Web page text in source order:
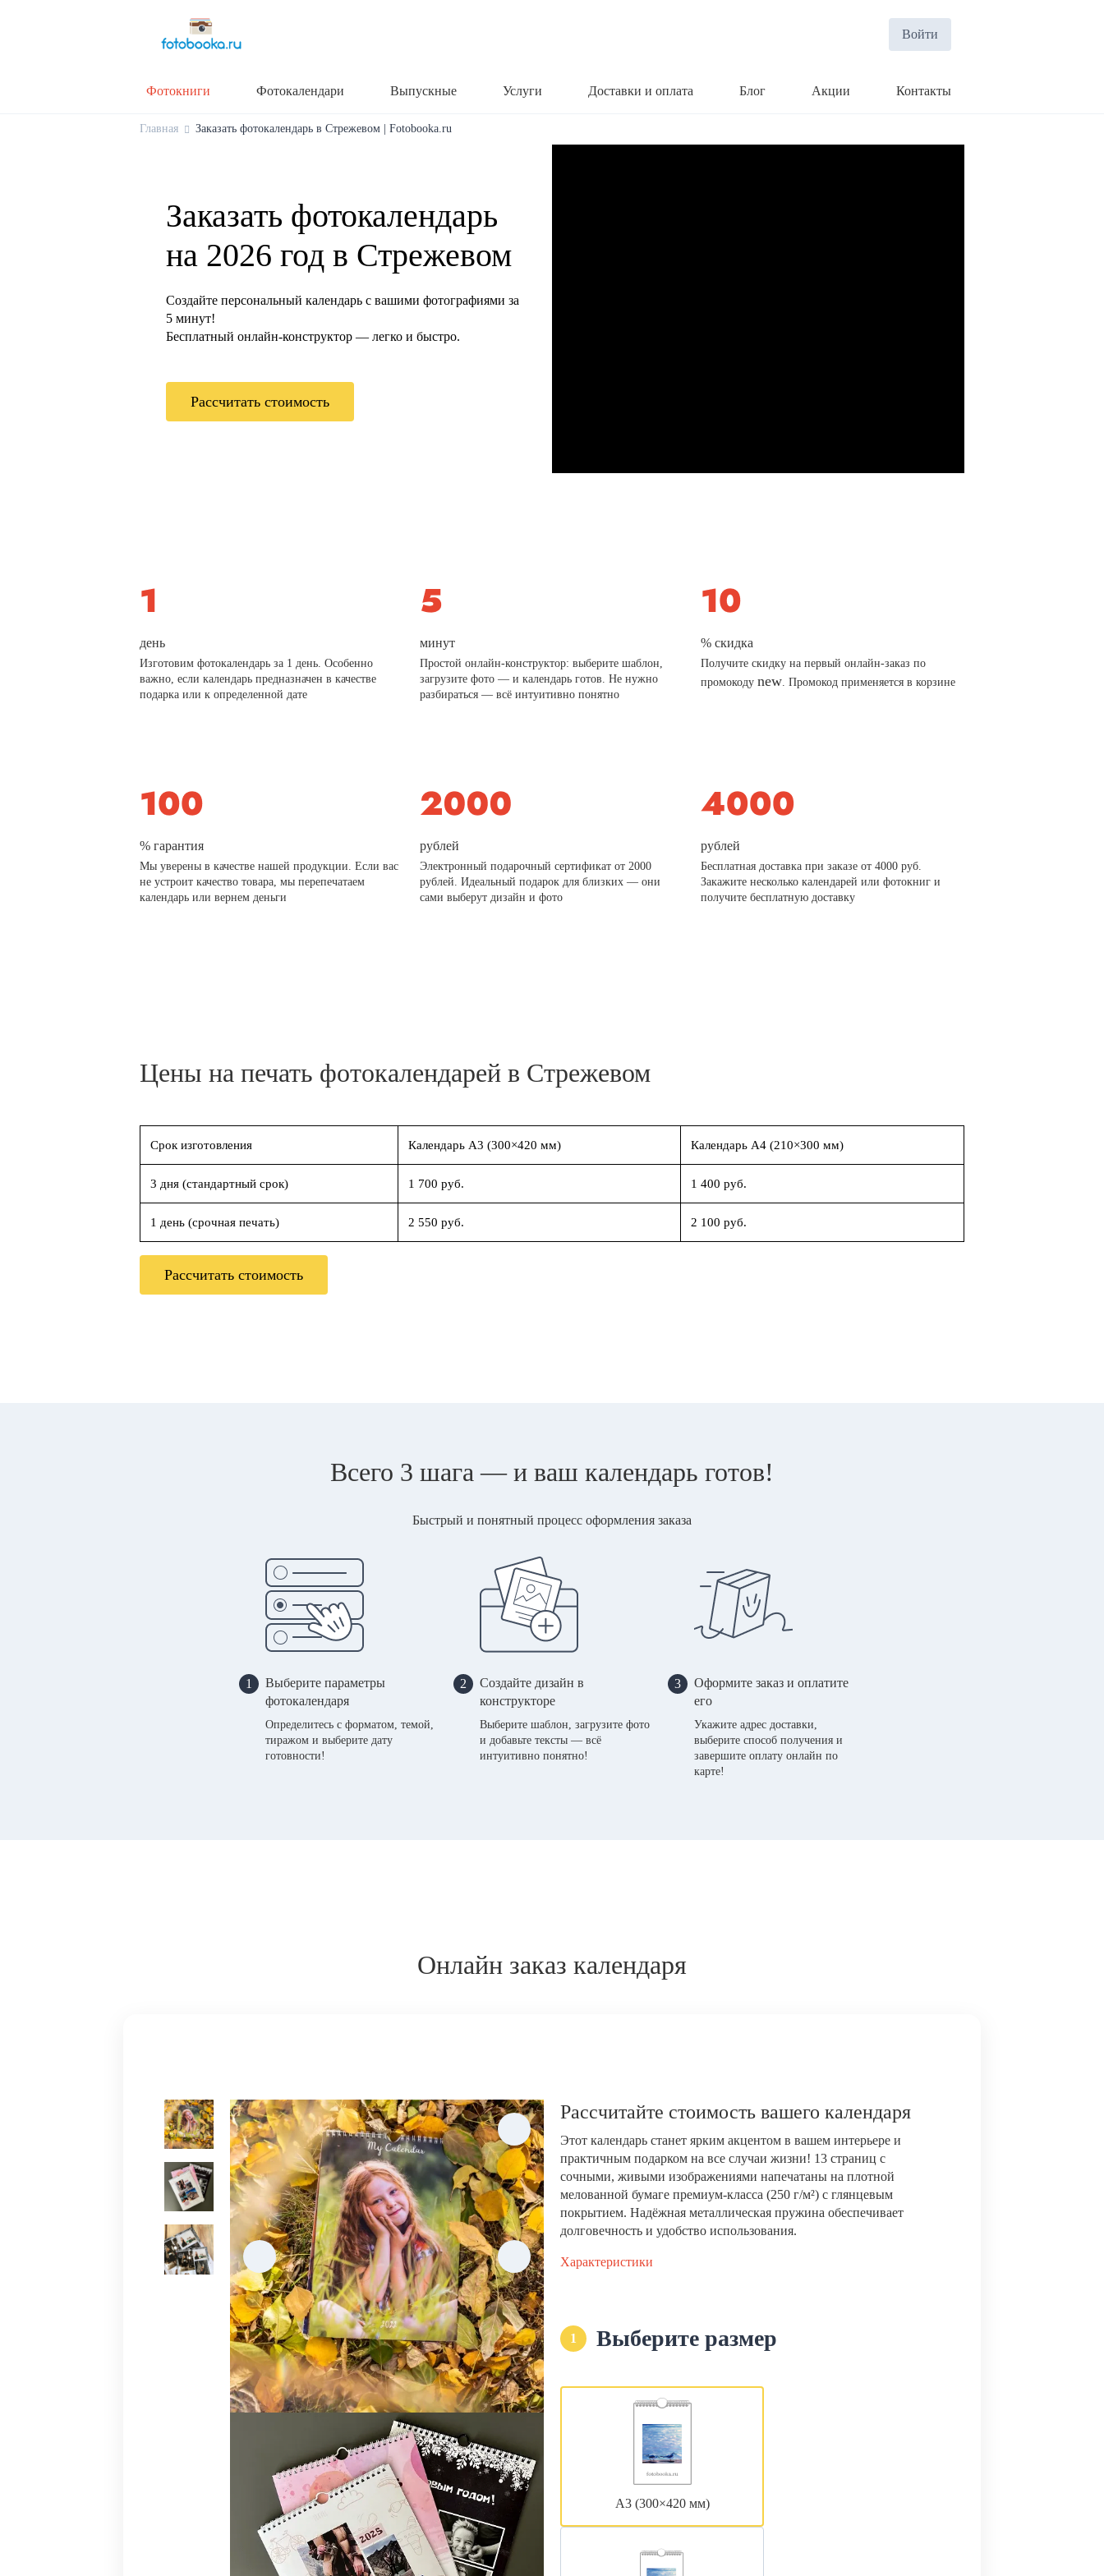
Войти
Фотокниги Фотокалендари Выпускные Услуги Доставки и оплата Блог Акции Контакты
Главная Заказать фотокалендарь в Стрежевом | Fotobooka.ru
Заказать фотокалендарь
на 2026 год в Стрежевом
Создайте персональный календарь с вашими фотографиями за
5 минут!
Бесплатный онлайн-конструктор — легко и быстро.
Рассчитать стоимость
день
Изготовим фотокалендарь за 1 день. Особенно
важно, если календарь предназначен в качестве
подарка или к определенной дате
минут
Простой онлайн-конструктор: выберите шаблон,
загрузите фото — и календарь готов. Не нужно
разбираться — всё интуитивно понятно
% скидка
Получите скидку на первый онлайн-заказ по
промокоду new. Промокод применяется в корзине
% гарантия
Мы уверены в качестве нашей продукции. Если вас
не устроит качество товара, мы перепечатаем
календарь или вернем деньги
рублей
Электронный подарочный сертификат от 2000
рублей. Идеальный подарок для близких — они
сами выберут дизайн и фото
рублей
Бесплатная доставка при заказе от 4000 руб.
Закажите несколько календарей или фотокниг и
получите бесплатную доставку
Цены на печать фотокалендарей в Стрежевом
Срок изготовления Календарь А3 (300×420 мм) Календарь А4 (210×300 мм)
3 дня (стандартный срок) 1 700 руб. 1 400 руб.
1 день (срочная печать) 2 550 руб. 2 100 руб.
Рассчитать стоимость
Всего 3 шага — и ваш календарь готов!
Быстрый и понятный процесс оформления заказа
1
Выберите параметры
фотокалендаря
Определитесь с форматом, темой,
тиражом и выберите дату
готовности!
2
Создайте дизайн в
конструкторе
Выберите шаблон, загрузите фото
и добавьте тексты — всё
интуитивно понятно!
3
Оформите заказ и оплатите
его
Укажите адрес доставки,
выберите способ получения и
завершите оплату онлайн по
карте!
Онлайн заказ календаря
Рассчитайте стоимость вашего календаря
Этот календарь станет ярким акцентом в вашем интерьере и
практичным подарком на все случаи жизни! 13 страниц с
сочными, живыми изображениями напечатаны на плотной
мелованной бумаге премиум-класса (250 г/м²) с глянцевым
покрытием. Надёжная металлическая пружина обеспечивает
долговечность и удобство использования.
Характеристики
1 Выберите размер
А3 (300×420 мм)